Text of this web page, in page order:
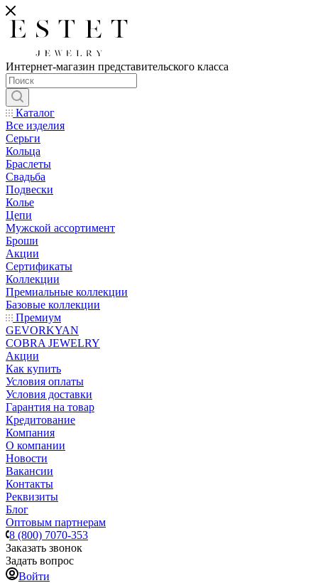
Интернет-магазин представительского класса
Каталог
Все изделия
Серьги
Кольца
Браслеты
Свадьба
Подвески
Колье
Цепи
Мужской ассортимент
Броши
Акции
Сертификаты
Коллекции
Премиальные коллекции
Базовые коллекции
Премиум
GEVORKYAN
COBRA JEWELRY
Акции
Как купить
Условия оплаты
Условия доставки
Гарантия на товар
Кредитование
Компания
О компании
Новости
Вакансии
Контакты
Реквизиты
Блог
Оптовым партнерам
8 (800) 7070-353
Заказать звонок
Задать вопрос
Войти